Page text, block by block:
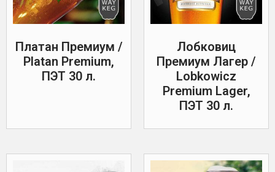
Платан Премиум /
Platan Premium,
ПЭТ 30 л.
Лобковиц
Премиум Лагер /
Lobkowicz
Premium Lager,
ПЭТ 30 л.